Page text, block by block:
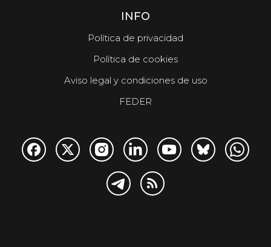
INFO
Política de privacidad
Política de cookies
Aviso legal y condiciones de uso
FEDER